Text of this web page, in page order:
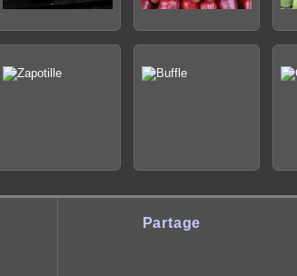
Partage